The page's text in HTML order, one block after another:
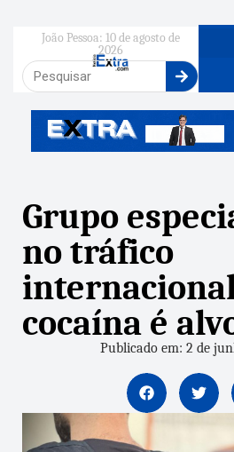
João Pessoa: 10 de agosto de
2026
Grupo
no tráfico
cocaína é
Publicado em: 2 de